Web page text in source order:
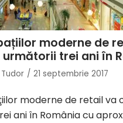
moderne de
trei ani în
21 septembrie 2017
moderne de retail va
ani în România cu